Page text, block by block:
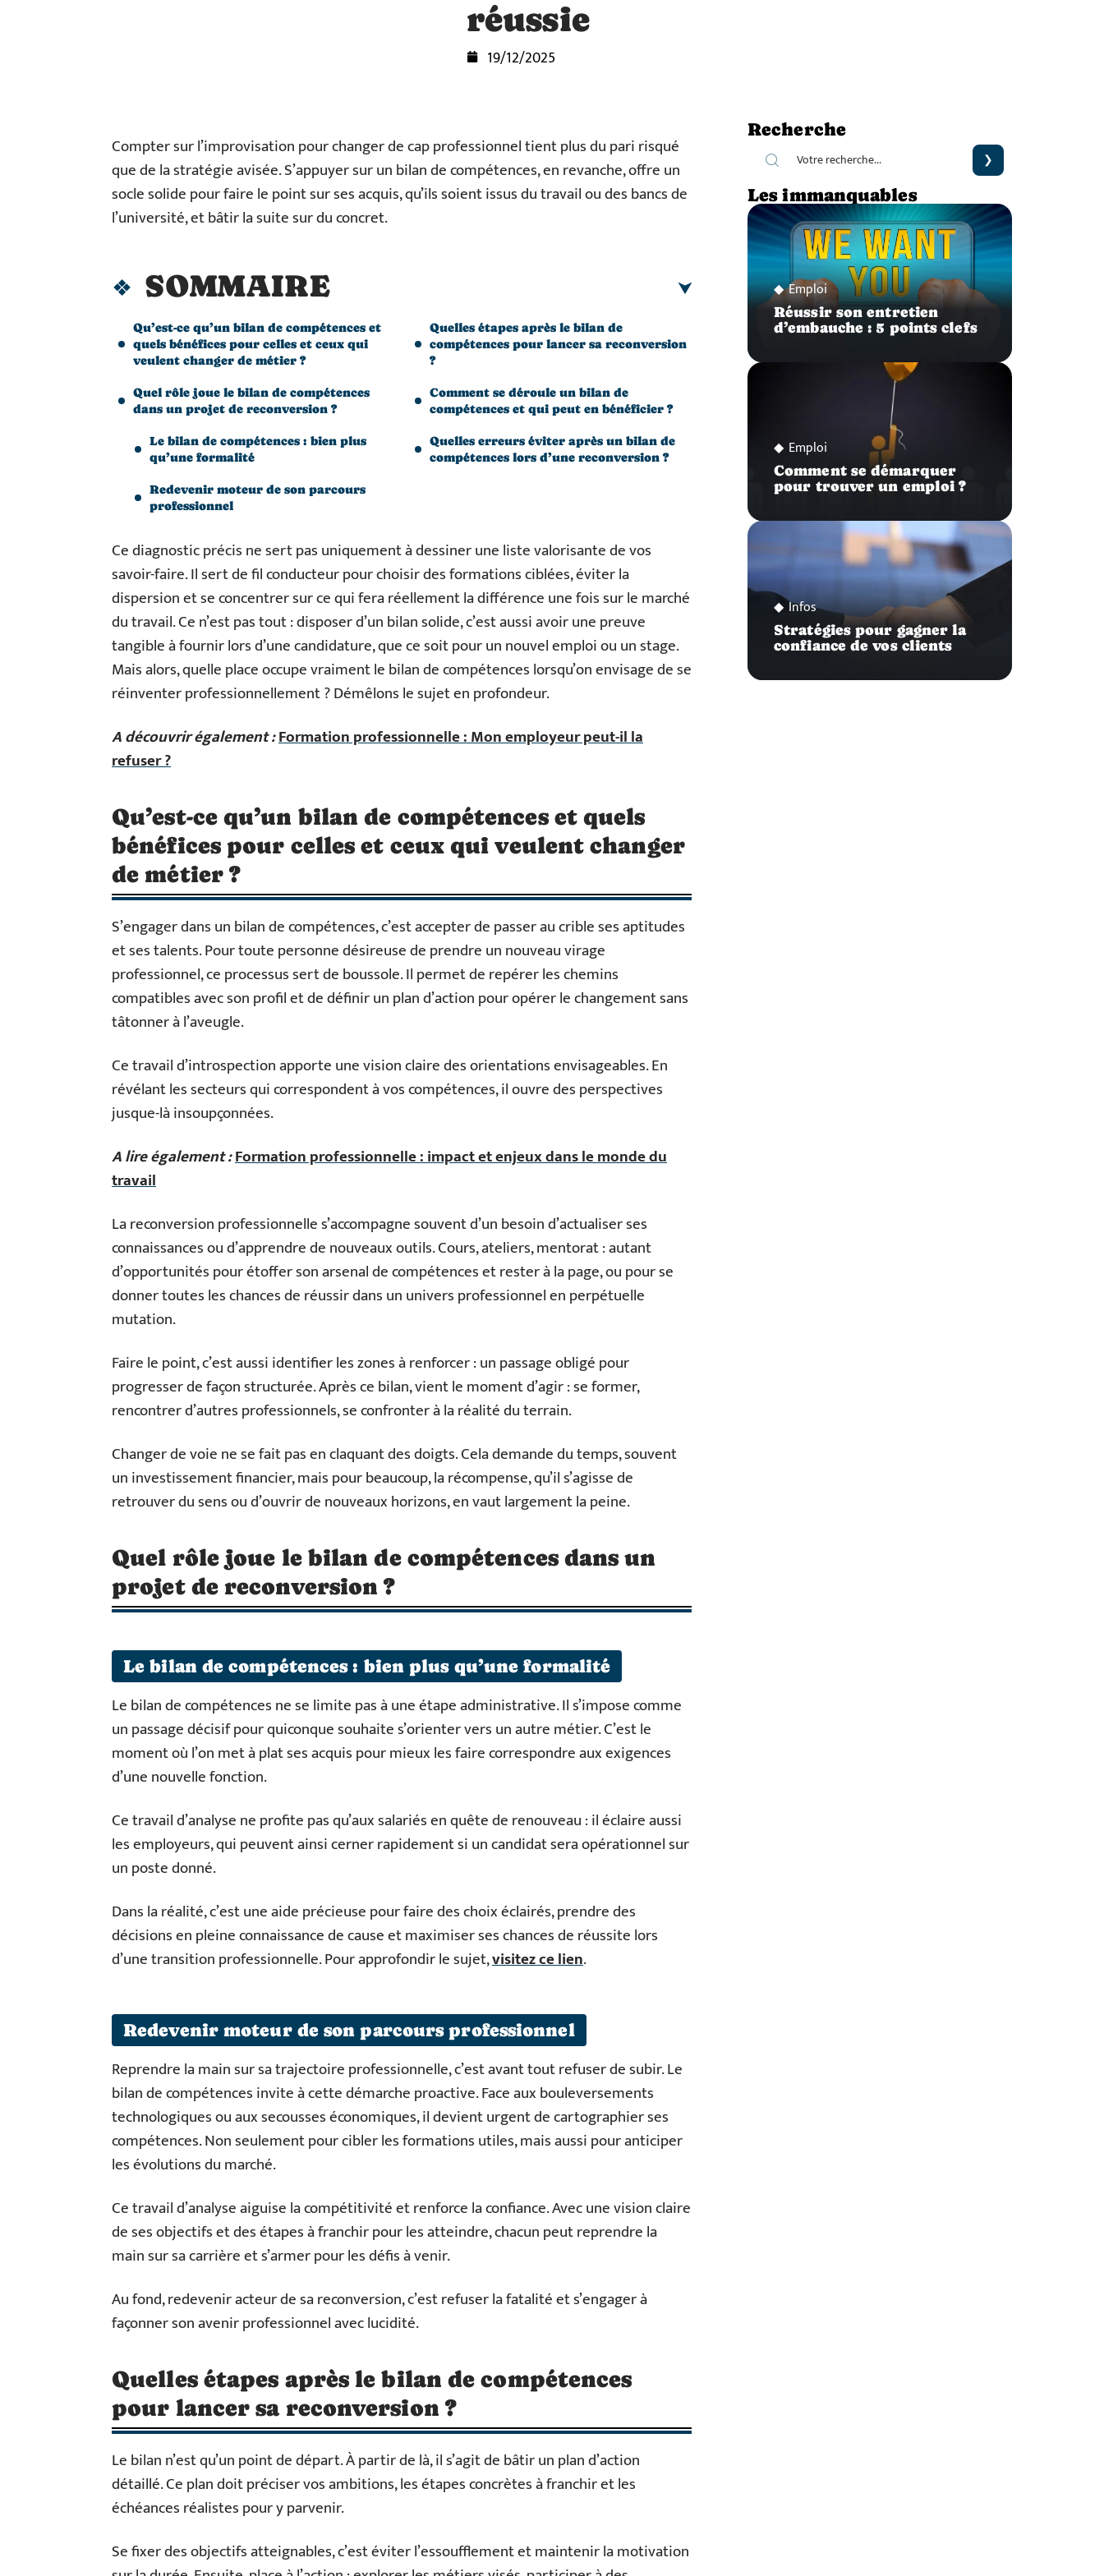
réussie
19/12/2025
Compter sur l’improvisation pour changer de cap professionnel tient plus du pari risqué
que de la stratégie avisée. S’appuyer sur un bilan de compétences, en revanche, offre un
socle solide pour faire le point sur ses acquis, qu’ils soient issus du travail ou des bancs de
l’université, et bâtir la suite sur du concret.
SOMMAIRE
Qu’est-ce qu’un bilan de compétences et
quels bénéfices pour celles et ceux qui
veulent changer de métier ?
Quel rôle joue le bilan de compétences
dans un projet de reconversion ?
Le bilan de compétences : bien plus
qu’une formalité
Redevenir moteur de son parcours
professionnel
Quelles étapes après le bilan de
compétences pour lancer sa reconversion
?
Comment se déroule un bilan de
compétences et qui peut en bénéficier ?
Quelles erreurs éviter après un bilan de
compétences lors d’une reconversion ?
Ce diagnostic précis ne sert pas uniquement à dessiner une liste valorisante de vos
savoir-faire. Il sert de fil conducteur pour choisir des formations ciblées, éviter la
dispersion et se concentrer sur ce qui fera réellement la différence une fois sur le marché
du travail. Ce n’est pas tout : disposer d’un bilan solide, c’est aussi avoir une preuve
tangible à fournir lors d’une candidature, que ce soit pour un nouvel emploi ou un stage.
Mais alors, quelle place occupe vraiment le bilan de compétences lorsqu’on envisage de se
réinventer professionnellement ? Démêlons le sujet en profondeur.
A découvrir également :Formation professionnelle : Mon employeur peut-il la
refuser ?
Qu’est-ce qu’un bilan de compétences et quels
bénéfices pour celles et ceux qui veulent changer
de métier ?
S’engager dans un bilan de compétences, c’est accepter de passer au crible ses aptitudes
et ses talents. Pour toute personne désireuse de prendre un nouveau virage
professionnel, ce processus sert de boussole. Il permet de repérer les chemins
compatibles avec son profil et de définir un plan d’action pour opérer le changement sans
tâtonner à l’aveugle.
Ce travail d’introspection apporte une vision claire des orientations envisageables. En
révélant les secteurs qui correspondent à vos compétences, il ouvre des perspectives
jusque-là insoupçonnées.
A lire également :Formation professionnelle : impact et enjeux dans le monde du
travail
La reconversion professionnelle s’accompagne souvent d’un besoin d’actualiser ses
connaissances ou d’apprendre de nouveaux outils. Cours, ateliers, mentorat : autant
d’opportunités pour étoffer son arsenal de compétences et rester à la page, ou pour se
donner toutes les chances de réussir dans un univers professionnel en perpétuelle
mutation.
Faire le point, c’est aussi identifier les zones à renforcer : un passage obligé pour
progresser de façon structurée. Après ce bilan, vient le moment d’agir : se former,
rencontrer d’autres professionnels, se confronter à la réalité du terrain.
Changer de voie ne se fait pas en claquant des doigts. Cela demande du temps, souvent
un investissement financier, mais pour beaucoup, la récompense, qu’il s’agisse de
retrouver du sens ou d’ouvrir de nouveaux horizons, en vaut largement la peine.
Quel rôle joue le bilan de compétences dans un
projet de reconversion ?
Le bilan de compétences : bien plus qu’une formalité
Le bilan de compétences ne se limite pas à une étape administrative. Il s’impose comme
un passage décisif pour quiconque souhaite s’orienter vers un autre métier. C’est le
moment où l’on met à plat ses acquis pour mieux les faire correspondre aux exigences
d’une nouvelle fonction.
Ce travail d’analyse ne profite pas qu’aux salariés en quête de renouveau : il éclaire aussi
les employeurs, qui peuvent ainsi cerner rapidement si un candidat sera opérationnel sur
un poste donné.
Dans la réalité, c’est une aide précieuse pour faire des choix éclairés, prendre des
décisions en pleine connaissance de cause et maximiser ses chances de réussite lors
d’une transition professionnelle. Pour approfondir le sujet,visitez ce lien.
Redevenir moteur de son parcours professionnel
Reprendre la main sur sa trajectoire professionnelle, c’est avant tout refuser de subir. Le
bilan de compétences invite à cette démarche proactive. Face aux bouleversements
technologiques ou aux secousses économiques, il devient urgent de cartographier ses
compétences. Non seulement pour cibler les formations utiles, mais aussi pour anticiper
les évolutions du marché.
Ce travail d’analyse aiguise la compétitivité et renforce la confiance. Avec une vision claire
de ses objectifs et des étapes à franchir pour les atteindre, chacun peut reprendre la
main sur sa carrière et s’armer pour les défis à venir.
Au fond, redevenir acteur de sa reconversion, c’est refuser la fatalité et s’engager à
façonner son avenir professionnel avec lucidité.
Quelles étapes après le bilan de compétences
pour lancer sa reconversion ?
Le bilan n’est qu’un point de départ. À partir de là, il s’agit de bâtir un plan d’action
détaillé. Ce plan doit préciser vos ambitions, les étapes concrètes à franchir et les
échéances réalistes pour y parvenir.
Se fixer des objectifs atteignables, c’est éviter l’essoufflement et maintenir la motivation
Recherche
Les immanquables
Emploi
Réussir son entretien
d’embauche : 5 points clefs
Emploi
Comment se démarquer
pour trouver un emploi ?
Infos
Stratégies pour gagner la
confiance de vos clients